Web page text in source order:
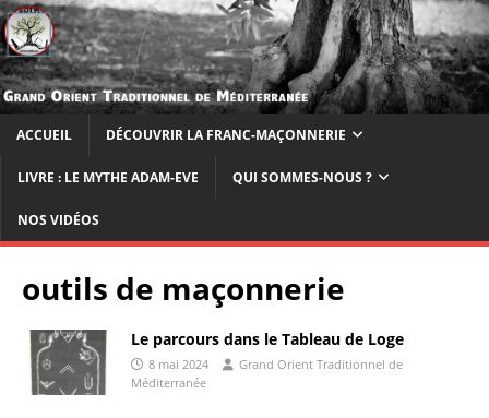
ACCUEIL DÉCOUVRIR LA FRANC-MAÇONNERIE
LIVRE : LE MYTHE ADAM-EVE QUI SOMMES-NOUS ?
NOS VIDÉOS
outils de maçonnerie
Le parcours dans le Tableau de Loge
8 mai 2024
Grand Orient Traditionnel de
Méditerranée